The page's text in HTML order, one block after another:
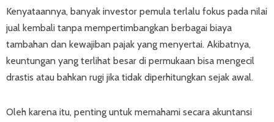
Kenyataannya, banyak investor pemula terlalu fokus pada nilai
jual kembali tanpa mempertimbangkan berbagai biaya
tambahan dan kewajiban pajak yang menyertai. Akibatnya,
keuntungan yang terlihat besar di permukaan bisa mengecil
drastis atau bahkan rugi jika tidak diperhitungkan sejak awal.
Oleh karena itu, penting untuk memahami secara akuntansi